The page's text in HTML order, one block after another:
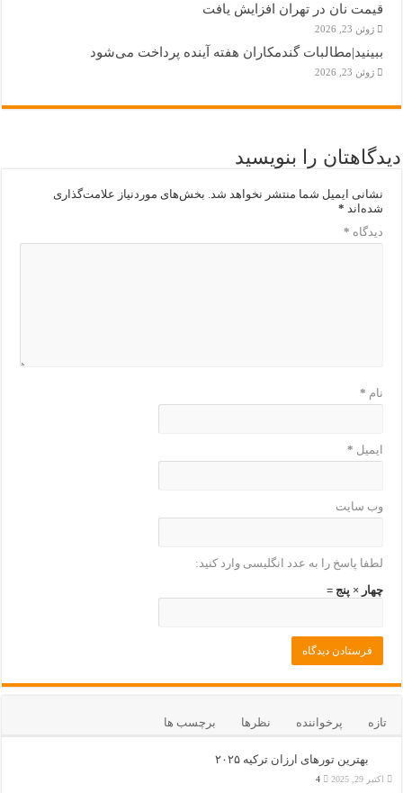
قیمت نان در تهران افزایش یافت
ژوئن 23, 2026
ببینید|مطالبات گندمکاران هفته آینده پرداخت می‌شود
ژوئن 23, 2026
دیدگاهتان را بنویسید
نشانی ایمیل شما منتشر نخواهد شد. بخش‌های موردنیاز علامت‌گذاری
شده‌اند *
دیدگاه *
نام *
ایمیل *
وب‌ سایت
لطفا پاسخ را به عدد انگلیسی وارد کنید:
چهار × پنج =
تازه پرخواننده نظرها برچسب ها
بهترین تورهای ارزان ترکیه ۲۰۲۵
اکتبر 29, 2025 4